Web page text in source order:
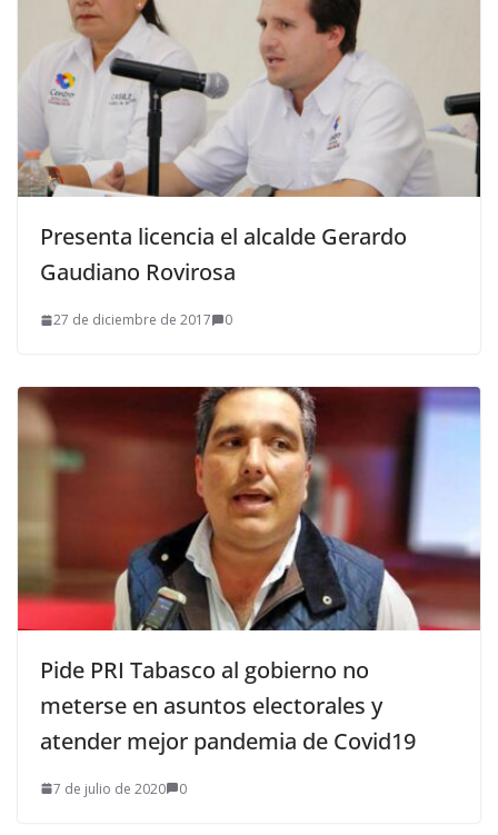
Presenta licencia el alcalde Gerardo
Gaudiano Rovirosa
27 de diciembre de 2017 0
Pide PRI Tabasco al gobierno no
meterse en asuntos electorales y
atender mejor pandemia de Covid19
7 de julio de 2020 0